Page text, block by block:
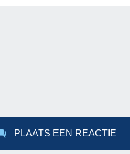
PLAATS EEN REACTIE